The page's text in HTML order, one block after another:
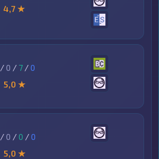
4,7 ★
/ 0 / 7 /0
5,0 ★
/ 0 / 0 /0
5,0 ★